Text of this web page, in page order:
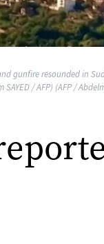
gunfire resounded in
/ AFP) (AFP /